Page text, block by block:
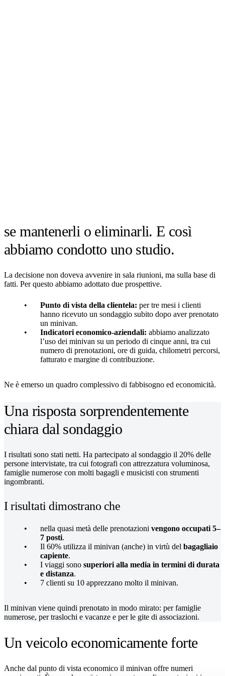
se mantenerli o eliminarli. E così
abbiamo condotto uno studio.
La decisione non doveva avvenire in sala riunioni, ma sulla base di
fatti. Per questo abbiamo adottato due prospettive.
Punto di vista della clientela: per tre mesi i clienti
hanno ricevuto un sondaggio subito dopo aver prenotato
un minivan.
Indicatori economico-aziendali: abbiamo analizzato
l’uso dei minivan su un periodo di cinque anni, tra cui
numero di prenotazioni, ore di guida, chilometri percorsi,
fatturato e margine di contribuzione.
Ne è emerso un quadro complessivo di fabbisogno ed economicità.
Una risposta sorprendentemente
chiara dal sondaggio
I risultati sono stati netti. Ha partecipato al sondaggio il 20% delle
persone intervistate, tra cui fotografi con attrezzatura voluminosa,
famiglie numerose con molti bagagli e musicisti con strumenti
ingombranti.
I risultati dimostrano che
nella quasi metà delle prenotazioni vengono occupati 5–
7 posti.
Il 60% utilizza il minivan (anche) in virtù del bagagliaio
capiente.
I viaggi sono superiori alla media in termini di durata
e distanza.
7 clienti su 10 apprezzano molto il minivan.
Il minivan viene quindi prenotato in modo mirato: per famiglie
numerose, per traslochi e vacanze e per le gite di associazioni.
Un veicolo economicamente forte
Anche dal punto di vista economico il minivan offre numeri